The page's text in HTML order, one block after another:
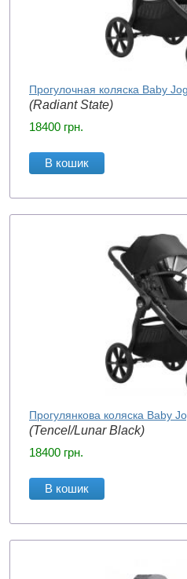
Прогулочная коляска Baby
(Radiant State)
18400 грн.
В кошик
Прогулянкова коляска Baby
(Tencel/Lunar Black)
18400 грн.
В кошик